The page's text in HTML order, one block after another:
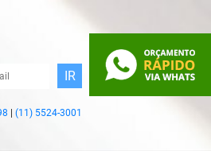
(11) 5524-3001